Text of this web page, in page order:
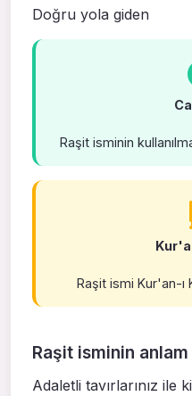
Doğru yola giden
Raşit isminin
Raşit ismi Kur'an-
Raşit isminin anlam
Adaletli tavırlarınız ile